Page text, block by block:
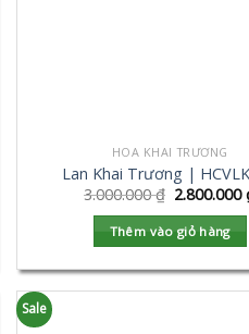
HOA KHAI TRƯƠNG
Lan Khai Trương |
3.000.000₫ 2.800.000
Thêm vào giỏ hàng
Sale